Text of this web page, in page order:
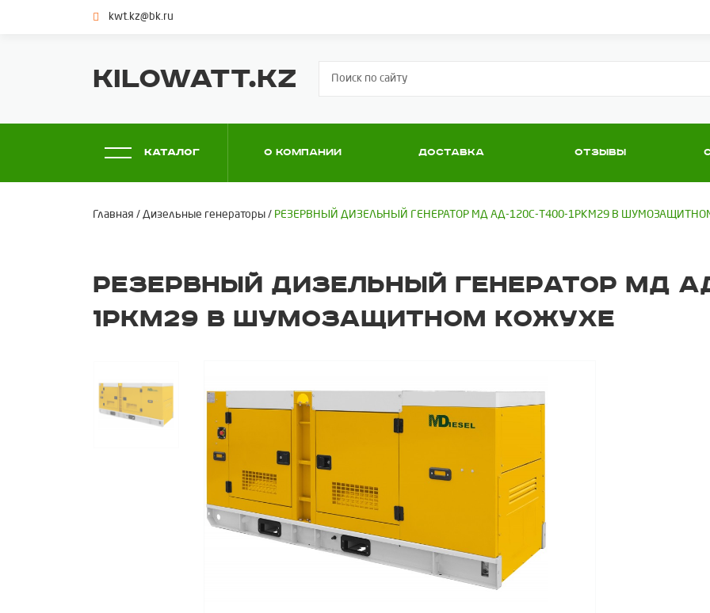
kwt.kz@bk.ru
KILOWATT.KZ
Каталог О компании Доставка Отзывы
Главная / Дизельные генераторы / РЕЗЕРВНЫЙ ДИЗЕЛЬНЫЙ ГЕНЕРАТОР МД АД-120С-Т400-1РКМ29 В
РЕЗЕРВНЫЙ ДИЗЕЛЬНЫЙ ГЕНЕРАТОР МД
1РКМ29 В ШУМОЗАЩИТНОМ КОЖУХЕ